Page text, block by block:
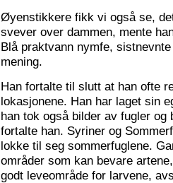
Øyenstikkere fikk vi også se,
svever over dammen, mente
Blå praktvann nymfe,
mening.
Han fortalte til slutt at han ofte
lokasjonene. Han har laget sin
han tok også bilder av fugler
fortalte han. Syriner og
lokke til seg sommerfuglene.
områder som kan bevare
godt leveområde for larvene,